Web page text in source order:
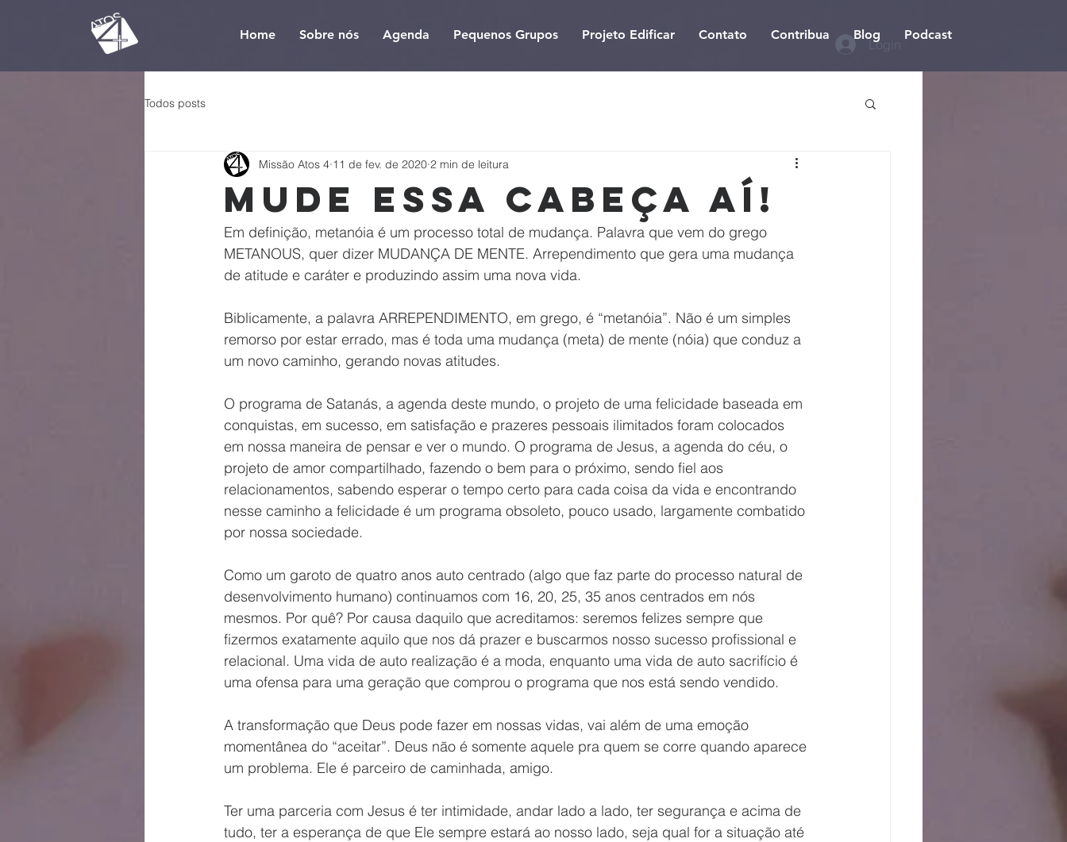
Home Sobre nós Agenda Pequenos Grupos Projeto Edificar Contato Contribua Blog Podcast
Login
Todos posts
Mude essa cabeça aí!
Missão Atos 4 11 de fev. de 2020 2 min de leitura
Em definição, metanóia é um processo total de mudança. Palavra que vem do grego
METANOUS, quer dizer MUDANÇA DE MENTE. Arrependimento que gera uma mudança
de atitude e caráter e produzindo assim uma nova vida.
Biblicamente, a palavra ARREPENDIMENTO, em grego, é “metanóia”. Não é um simples
remorso por estar errado, mas é toda uma mudança (meta) de mente (nóia) que conduz a
um novo caminho, gerando novas atitudes.
O programa de Satanás, a agenda deste mundo, o projeto de uma felicidade baseada em
conquistas, em sucesso, em satisfação e prazeres pessoais ilimitados foram colocados
em nossa maneira de pensar e ver o mundo. O programa de Jesus, a agenda do céu, o
projeto de amor compartilhado, fazendo o bem para o próximo, sendo fiel aos
relacionamentos, sabendo esperar o tempo certo para cada coisa da vida e encontrando
nesse caminho a felicidade é um programa obsoleto, pouco usado, largamente combatido
por nossa sociedade.
Como um garoto de quatro anos auto centrado (algo que faz parte do processo natural de
desenvolvimento humano) continuamos com 16, 20, 25, 35 anos centrados em nós
mesmos. Por quê? Por causa daquilo que acreditamos: seremos felizes sempre que
fizermos exatamente aquilo que nos dá prazer e buscarmos nosso sucesso profissional e
relacional. Uma vida de auto realização é a moda, enquanto uma vida de auto sacrifício é
uma ofensa para uma geração que comprou o programa que nos está sendo vendido.
A transformação que Deus pode fazer em nossas vidas, vai além de uma emoção
momentânea do “aceitar”. Deus não é somente aquele pra quem se corre quando aparece
um problema. Ele é parceiro de caminhada, amigo.
Ter uma parceria com Jesus é ter intimidade, andar lado a lado, ter segurança e acima de
tudo, ter a esperança de que Ele sempre estará ao nosso lado, seja qual for a situação até